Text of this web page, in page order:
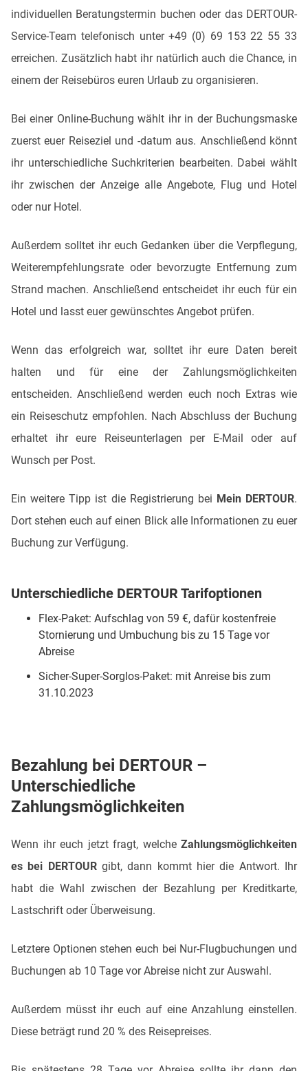
individuellen Beratungstermin buchen oder das DERTOUR-
Service-Team telefonisch unter +49 (0) 69 153 22 55 33
erreichen. Zusätzlich habt ihr natürlich auch die Chance, in
einem der Reisebüros euren Urlaub zu organisieren.
Bei einer Online-Buchung wählt ihr in der Buchungsmaske
zuerst euer Reiseziel und -datum aus. Anschließend könnt
ihr unterschiedliche Suchkriterien bearbeiten. Dabei wählt
ihr zwischen der Anzeige alle Angebote, Flug und Hotel
oder nur Hotel.
Außerdem solltet ihr euch Gedanken über die Verpflegung,
Weiterempfehlungsrate oder bevorzugte Entfernung zum
Strand machen. Anschließend entscheidet ihr euch für ein
Hotel und lasst euer gewünschtes Angebot prüfen.
Wenn das erfolgreich war, solltet ihr eure Daten bereit
halten und für eine der Zahlungsmöglichkeiten
entscheiden. Anschließend werden euch noch Extras wie
ein Reiseschutz empfohlen. Nach Abschluss der Buchung
erhaltet ihr eure Reiseunterlagen per E-Mail oder auf
Wunsch per Post.
Ein weitere Tipp ist die Registrierung bei Mein DERTOUR.
Dort stehen euch auf einen Blick alle Informationen zu euer
Buchung zur Verfügung.
Unterschiedliche DERTOUR Tarifoptionen
Flex-Paket: Aufschlag von 59 €, dafür kostenfreie
Stornierung und Umbuchung bis zu 15 Tage vor
Abreise
Sicher-Super-Sorglos-Paket: mit Anreise bis zum
31.10.2023
Bezahlung bei DERTOUR –
Unterschiedliche
Zahlungsmöglichkeiten
Wenn ihr euch jetzt fragt, welche Zahlungsmöglichkeiten
es bei DERTOURgibt, dann kommt hier die Antwort. Ihr
habt die Wahl zwischen der Bezahlung per Kreditkarte,
Lastschrift oder Überweisung.
Letztere Optionen stehen euch bei Nur-Flugbuchungen und
Buchungen ab 10 Tage vor Abreise nicht zur Auswahl.
Außerdem müsst ihr euch auf eine Anzahlung einstellen.
Diese beträgt rund 20 % des Reisepreises.